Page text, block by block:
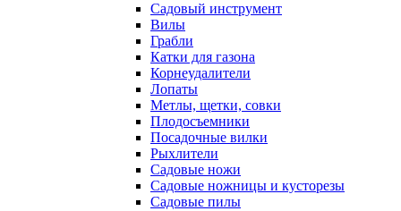
Садовый инструмент
Вилы
Грабли
Катки для газона
Корнеудалители
Лопаты
Метлы, щетки, совки
Плодосъемники
Посадочные вилки
Рыхлители
Садовые ножи
Садовые ножницы и кусторезы
Садовые пилы